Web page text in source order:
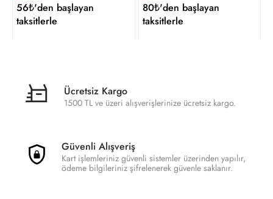
56₺'den başlayan
taksitlerle
80₺'den başlayan
taksitlerle
Ücretsiz Kargo
1500 TL ve üzeri alışverişlerinize ücretsiz kargo.
Güvenli Alışveriş
Kart işlemleriniz güvenli sistemler üzerinden yapılır,
ödeme bilgileriniz şifrelenerek güvenle saklanır.